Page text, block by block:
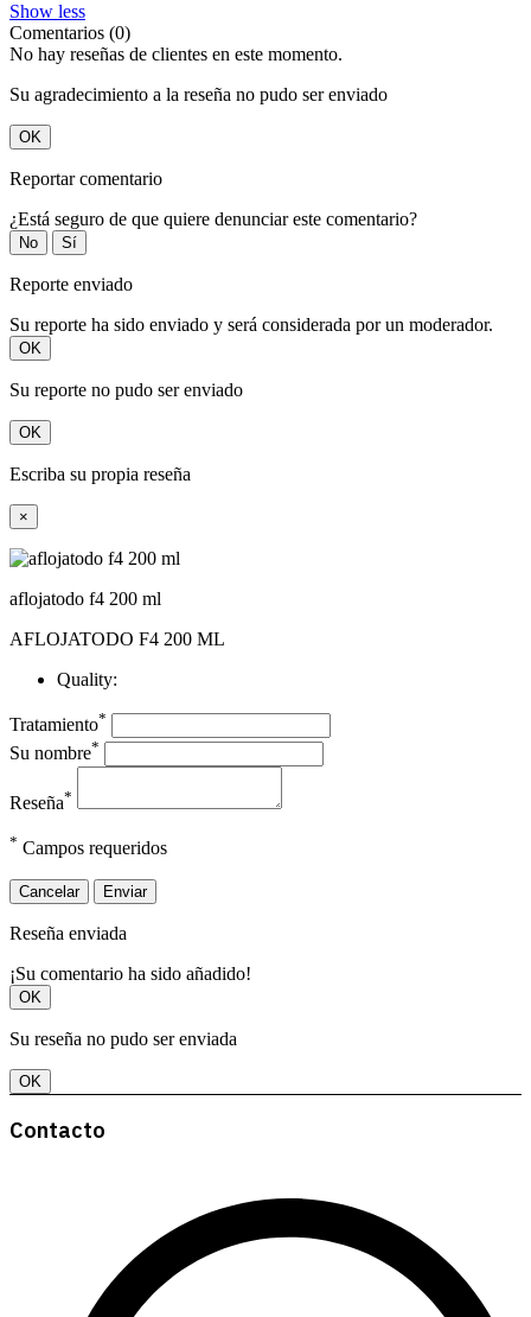
Show less
Comentarios (0)
No hay reseñas de clientes en este momento.
Su agradecimiento a la reseña no pudo ser enviado
OK
Reportar comentario
¿Está seguro de que quiere denunciar este comentario?
No Sí
Reporte enviado
Su reporte ha sido enviado y será considerada por un moderador.
OK
Su reporte no pudo ser enviado
OK
Escriba su propia reseña
×
aflojatodo f4 200 ml
AFLOJATODO F4 200 ML
Quality:
Tratamiento*
Su nombre*
Reseña*
* Campos requeridos
Cancelar Enviar
Reseña enviada
¡Su comentario ha sido añadido!
OK
Su reseña no pudo ser enviada
OK
Contacto